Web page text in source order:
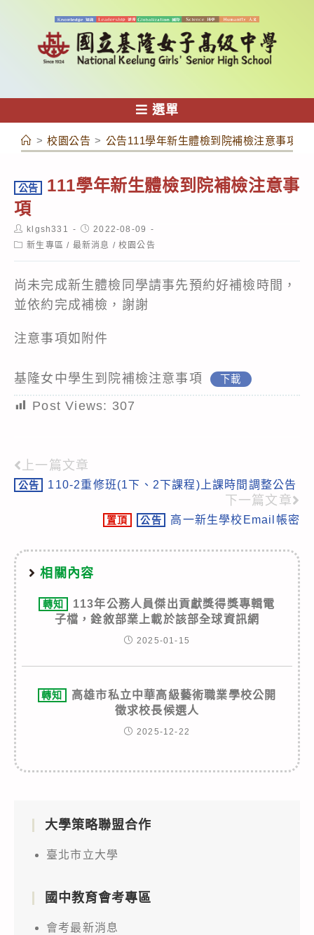
容
選單
> 校園公告 > 公告111學年新生體檢到院補檢注意事項
公告
111學年新生體檢到院補檢注意事
項
Post
author:
klgsh331
Post
published:
2022-08-09
Post新生專區 / 最新消息 / 校園公告
尚未完成新生體檢同學請事先預約好補檢時間，
並依約完成補檢，謝謝
注意事項如附件
基隆女中學生到院補檢注意事項 下載
Post Views: 307
Read
more
上一篇文章
公告 110-2重修班(1下、2下課程)上課時間調整公告
下一篇文章
置頂 公告 高一新生學校Email帳密
相關內容
轉知
113年公務人員傑出貢獻獎得獎專輯電
子檔，銓敘部業上載於該部全球資訊網
2025-01-15
轉知
高雄市私立中華高級藝術職業學校公開
徵求校長候選人
2025-12-22
大學策略聯盟合作
臺北市立大學
國中教育會考專區
會考最新消息